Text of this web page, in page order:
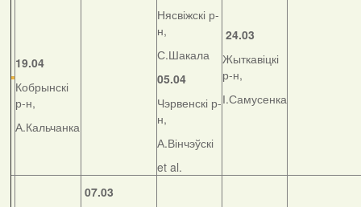
19.04
Кобрынскі
р-н,
А.Кальчанка
Нясвіжскі р-
н,
С.Шакала
05.04
Чэрвенскі р-
н,
А.Вінчэўскі
et al.
24.03
Жыткавіцкі
р-н,
І.Самусенка
07.03